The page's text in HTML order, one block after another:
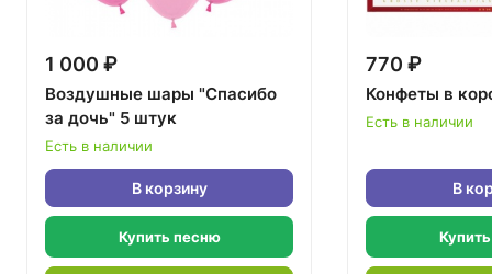
1 000 ₽
Воздушные шары "Спасибо
за дочь" 5 штук
Есть в наличии
В корзину
Купить песню
770 ₽
Конфеты в
Есть в наличии
В